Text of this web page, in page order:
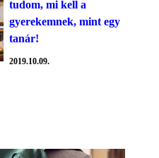
tudom, mi kell a
gyerekemnek, mint egy
tanár!
2019.10.09.